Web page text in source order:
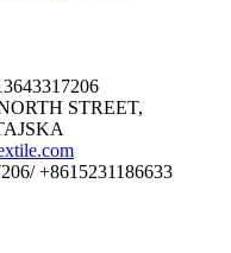
STREET,
+8615231186633